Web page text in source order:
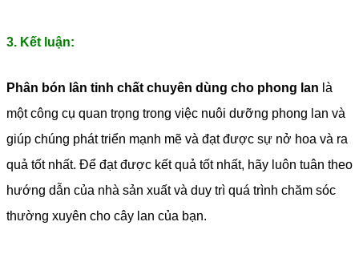
3. Kết luận:
Phân bón lân tinh chất chuyên dùng cho phong lan là
một công cụ quan trọng trong việc nuôi dưỡng phong lan và
giúp chúng phát triển mạnh mẽ và đạt được sự nở hoa và ra
quả tốt nhất. Để đạt được kết quả tốt nhất, hãy luôn tuân theo
hướng dẫn của nhà sản xuất và duy trì quá trình chăm sóc
thường xuyên cho cây lan của bạn.